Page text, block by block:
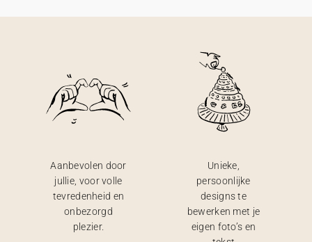
Aanbevolen door
jullie, voor volle
tevredenheid en
onbezorgd
plezier.
Unieke,
persoonlijke
designs te
bewerken met je
eigen foto’s en